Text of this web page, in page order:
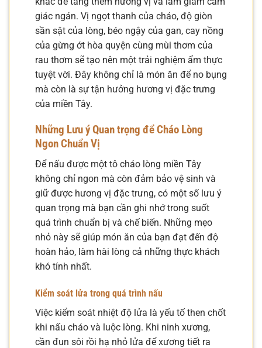
giác ngán. Vị ngọt thanh của cháo, độ giòn
sần sật của lòng, béo ngậy của gan, cay nồng
của gừng ớt hòa quyện cùng mùi thơm của
rau thơm sẽ tạo nên một trải nghiệm ẩm thực
tuyệt vời. Đây không chỉ là món ăn để no bụng
mà còn là sự tận hưởng hương vị đặc trưng
của miền Tây.
Những Lưu ý Quan trọng để Cháo Lòng
Ngon Chuẩn Vị
Để nấu được một tô cháo lòng miền Tây
không chỉ ngon mà còn đảm bảo vệ sinh và
giữ được hương vị đặc trưng, có một số lưu ý
quan trọng mà bạn cần ghi nhớ trong suốt
quá trình chuẩn bị và chế biến. Những mẹo
nhỏ này sẽ giúp món ăn của bạn đạt đến độ
hoàn hảo, làm hài lòng cả những thực khách
khó tính nhất.
Kiểm soát lửa trong quá trình nấu
Việc kiểm soát nhiệt độ lửa là yếu tố then chốt
khi nấu cháo và luộc lòng. Khi ninh xương,
cần đun sôi rồi hạ nhỏ lửa để xương tiết ra